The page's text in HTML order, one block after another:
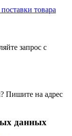
товара
запрос с
Пишите на адрес
данных